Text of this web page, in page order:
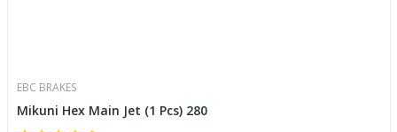
EBC BRAKES
Mikuni Hex Main Jet (1 Pcs) 280